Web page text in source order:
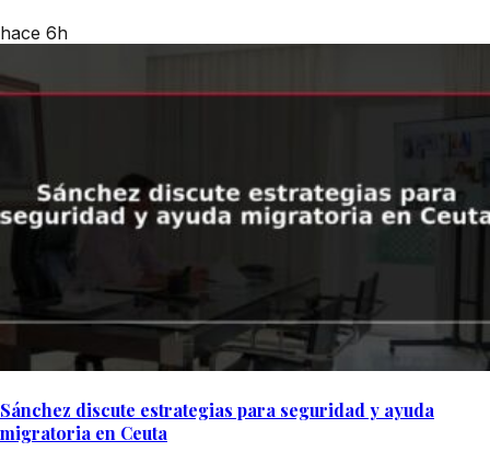
hace 6h
Sánchez discute estrategias para seguridad y ayuda
migratoria en Ceuta